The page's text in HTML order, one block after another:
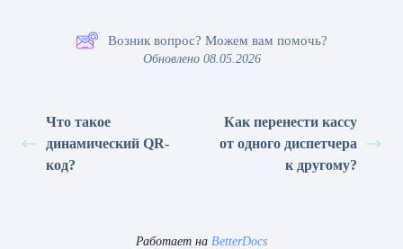
Возник вопрос? Можем вам помочь?
Обновлено 08.05.2026
Что такое
динамический QR-
код?
Как перенести кассу
от одного диспетчера
к другому?
Работает на BetterDocs